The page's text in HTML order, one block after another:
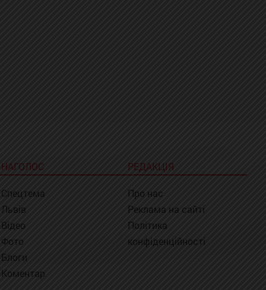
НАГОЛОС
Спецтема
Львів
Відео
Фото
Блоги
Коментар
РЕДАКЦІЯ
Про нас
Реклама на сайті
Політика
конфіденційності